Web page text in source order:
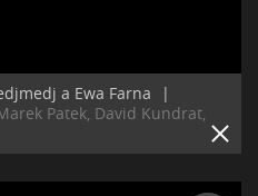
a Ewa Farna
|
Patek, David Kundrat,